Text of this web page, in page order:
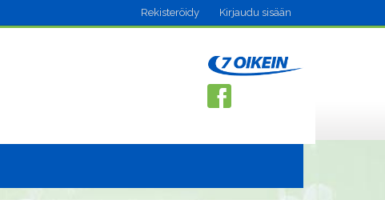
Rekisteröidy Kirjaudu sisään